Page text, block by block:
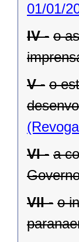
01/01/
IV - o
V - o
VI - a
VII - o